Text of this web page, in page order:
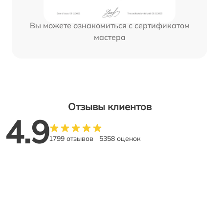
Вы можете ознакомиться с сертификатом
мастера
Отзывы клиентов
4.91799 отзывов 5358 оценок